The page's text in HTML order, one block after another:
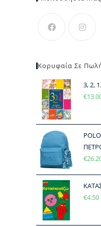
Κορυφαία Σε
3, 2,
€
€
€4.50